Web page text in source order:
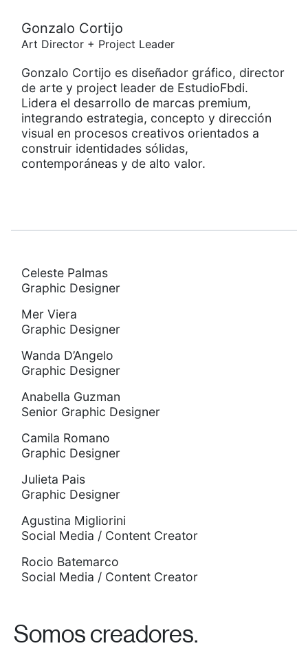
Gonzalo Cortijo
Art Director + Project Leader
Gonzalo Cortijo es diseñador gráfico, director
de arte y project leader de EstudioFbdi.
Lidera el desarrollo de marcas premium,
integrando estrategia, concepto y dirección
visual en procesos creativos orientados a
construir identidades sólidas,
contemporáneas y de alto valor.
Celeste Palmas
Graphic Designer
Mer Viera
Graphic Designer
Wanda D’Angelo
Graphic Designer
Anabella Guzman
Senior Graphic Designer
Camila Romano
Graphic Designer
Julieta Pais
Graphic Designer
Agustina Migliorini
Social Media / Content Creator
Rocio Batemarco
Social Media / Content Creator
Somos creadores.